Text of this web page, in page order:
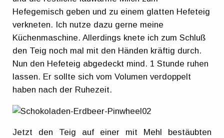
Hefegemisch geben und zu einem glatten Hefeteig
verkneten. Ich nutze dazu gerne meine
Küchenmaschine. Allerdings knete ich zum Schluß
den Teig noch mal mit den Händen kräftig durch.
Nun den Hefeteig abgedeckt mind. 1 Stunde ruhen
lassen. Er sollte sich vom Volumen verdoppelt
haben nach der Ruhezeit.
Jetzt den Teig auf einer mit Mehl bestäubten